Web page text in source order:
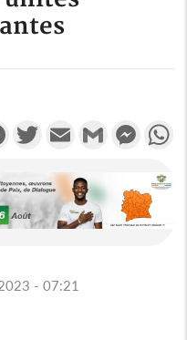
FacebookTwitterEmail Gmail
- 07:21